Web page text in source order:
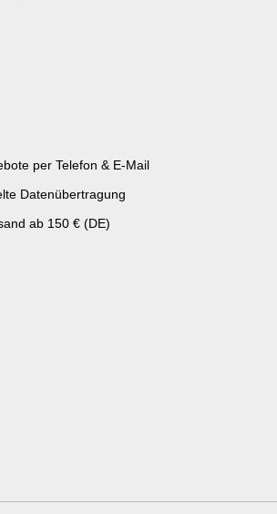
per Telefon & E-Mail
Datenübertragung
ab 150 € (DE)